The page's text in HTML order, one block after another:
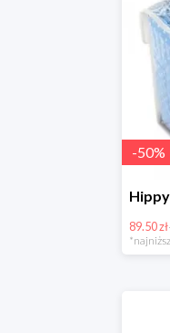
-50%
89.50 zł